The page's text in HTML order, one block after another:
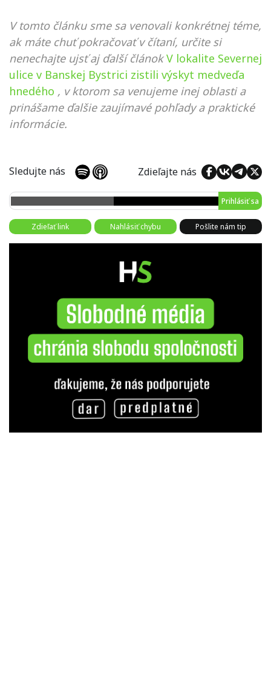
V tomto článku sme sa venovali konkrétnej téme,
ak máte chuť pokračovať v čítaní, určite si
nenechajte ujsť aj ďalší článok V lokalite Severnej
ulice v Banskej Bystrici zistili výskyt medveďa
hnedého , v ktorom sa venujeme inej oblasti a
prinášame ďalšie zaujímavé pohľady a praktické
informácie.
Sledujte nás Zdieľajte nás
Prihlásiť sa
Zdieľať link Nahlásiť chybu Pošlite nám tip